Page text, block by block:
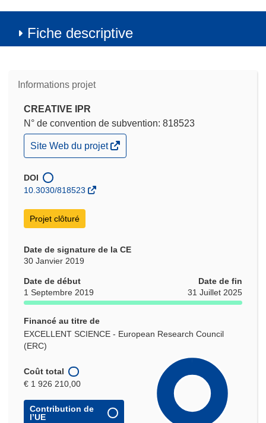
Fiche descriptive
Informations projet
CREATIVE IPR
N° de convention de subvention: 818523
(s’ouvre
dans
nouvelle
fenêtre)
Site Web du projet
DOI
10.3030/818523
Projet clôturé
Date de signature de la CE
30 Janvier 2019
Date de début
1 Septembre 2019
Date de fin
31 Juillet 2025
Financé au titre de
EXCELLENT SCIENCE - European Research Council
(ERC)
Coût total
€ 1 926 210,00
Contribution de
l’UE